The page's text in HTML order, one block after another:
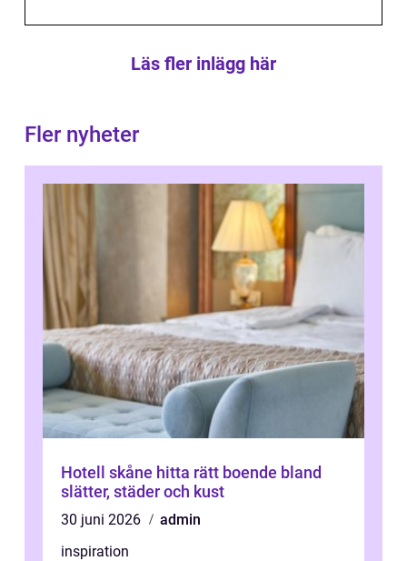
Läs fler inlägg här
Fler nyheter
Hotell skåne hitta rätt boende bland
slätter, städer och kust
30 juni 2026
admin
inspiration